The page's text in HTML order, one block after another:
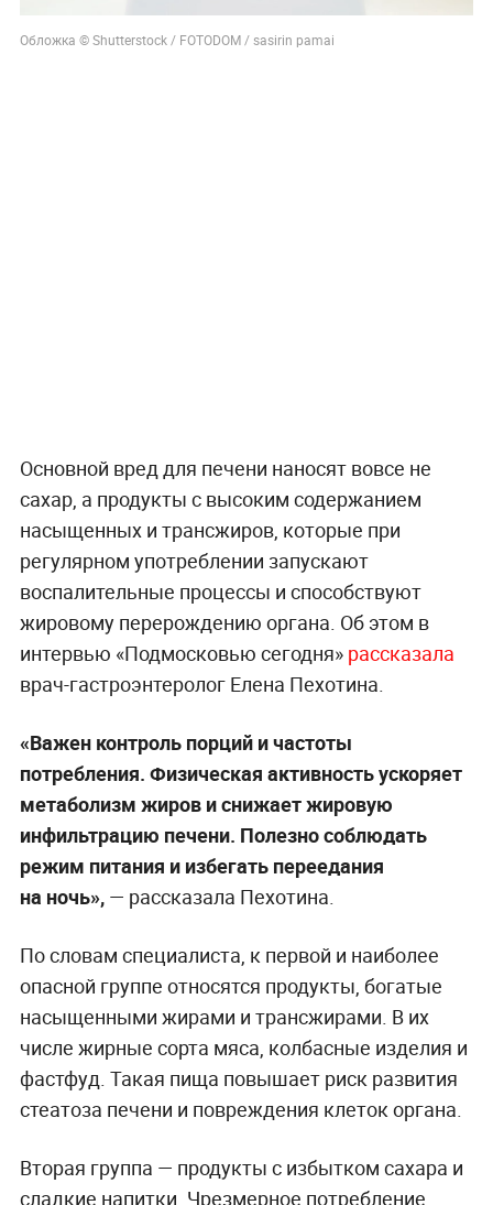
Обложка © Shutterstock / FOTODOM / sasirin pamai
Основной вред для печени наносят вовсе не
сахар, а продукты с высоким содержанием
насыщенных и трансжиров, которые при
регулярном употреблении запускают
воспалительные процессы и способствуют
жировому перерождению органа. Об этом в
интервью «Подмосковью сегодня» рассказала
врач-гастроэнтеролог Елена Пехотина.
«Важен контроль порций и частоты
потребления. Физическая активность ускоряет
метаболизм жиров и снижает жировую
инфильтрацию печени. Полезно соблюдать
режим питания и избегать переедания
на ночь»,— рассказала Пехотина.
По словам специалиста, к первой и наиболее
опасной группе относятся продукты, богатые
насыщенными жирами и трансжирами. В их
числе жирные сорта мяса, колбасные изделия и
фастфуд. Такая пища повышает риск развития
стеатоза печени и повреждения клеток органа.
Вторая группа — продукты с избытком сахара и
сладкие напитки. Чрезмерное потребление